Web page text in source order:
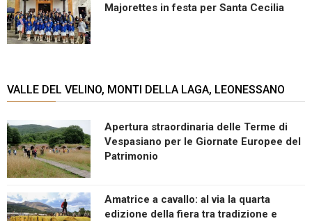
Majorettes in festa per Santa Cecilia
VALLE DEL VELINO, MONTI DELLA LAGA, LEONESSANO
Apertura straordinaria delle Terme di
Vespasiano per le Giornate Europee del
Patrimonio
Amatrice a cavallo: al via la quarta
edizione della fiera tra tradizione e